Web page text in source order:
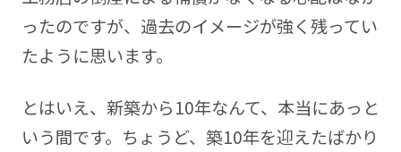
ったのですが、過去のイメージが強く残ってい
たように思います。
とはいえ、新築から10年なんて、本当にあっと
いう間です。ちょうど、築10年を迎えたばかり